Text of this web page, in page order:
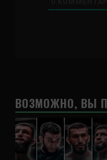
ВОЗМОЖНО, ВЫ